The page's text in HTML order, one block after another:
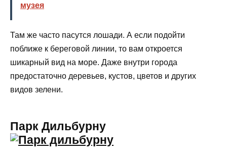
музея
Там же часто пасутся лошади. А если подойти
поближе к береговой линии, то вам откроется
шикарный вид на море. Даже внутри города
предостаточно деревьев, кустов, цветов и других
видов зелени.
Парк Дильбурну